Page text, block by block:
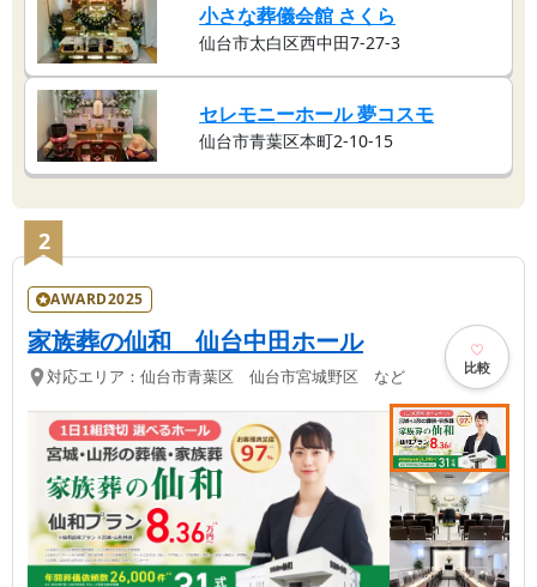
小さな葬儀会館 さくら
仙台市太白区西中田7-27-3
セレモニーホール 夢コスモ
仙台市青葉区本町2-10-15
2
AWARD2025
家族葬の仙和 仙台中田ホール
対応エリア： 仙台市青葉区 仙台市宮城野区 など 比較